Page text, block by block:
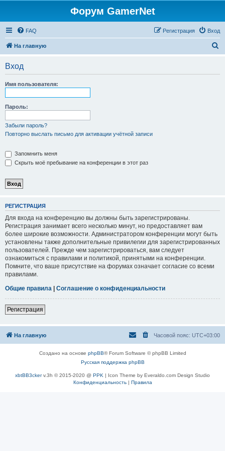
Форум GamerNet
FAQ Вход
Регистрация
На главную
Вход
Имя пользователя:
Пароль:
Забыли пароль?
Повторно выслать письмо для активации учётной записи
Запомнить меня
Скрыть моё пребывание на конференции в этот раз
РЕГИСТРАЦИЯ
Для входа на конференцию вы должны быть зарегистрированы.
Регистрация занимает всего несколько минут, но предоставляет вам
более широкие возможности. Администратором конференции могут быть
установлены также дополнительные привилегии для зарегистрированных
пользователей. Прежде чем зарегистрироваться, вам следует
ознакомиться с правилами и политикой, принятыми на конференции.
Помните, что ваше присутствие на форумах означает согласие со всеми
правилами.
Общие правила | Соглашение о конфиденциальности
Регистрация
На главную Часовой пояс: UTC+03:00
Создано на основе phpBB® Forum Software © phpBB Limited
Русская поддержка phpBB
xbtBB3ckerv.3h © 2015-2020 @ PPK | Icon Theme by Everaldo.com Design Studio
Конфиденциальность| Правила